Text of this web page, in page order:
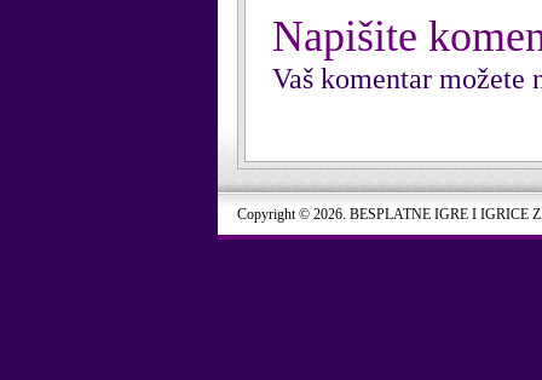
Napišite
Vaš komentar možete
Copyright © 2026. BESPLATNE IGRE I IGRICE